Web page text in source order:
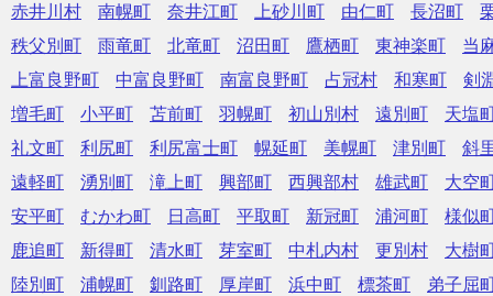
赤井川村
南幌町 奈井江町 上砂川町 由仁町 長沼町
秩父別町
雨竜町 北竜町 沼田町 鷹栖町 東神楽町
当
上富良野町
中富良野町 南富良野町 占冠村 和寒町
剣
増毛町
小平町 苫前町 羽幌町 初山別村 遠別町
天塩
礼文町
利尻町 利尻富士町 幌延町 美幌町 津別町
斜
遠軽町
湧別町 滝上町 興部町 西興部村 雄武町
大空
安平町
むかわ町 日高町 平取町 新冠町 浦河町
様似
鹿追町
新得町 清水町 芽室町 中札内村 更別村
大樹
陸別町
浦幌町 釧路町 厚岸町 浜中町 標茶町
弟子屈